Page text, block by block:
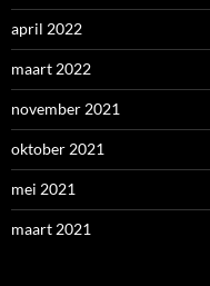
april 2022
maart 2022
november 2021
oktober 2021
mei 2021
maart 2021